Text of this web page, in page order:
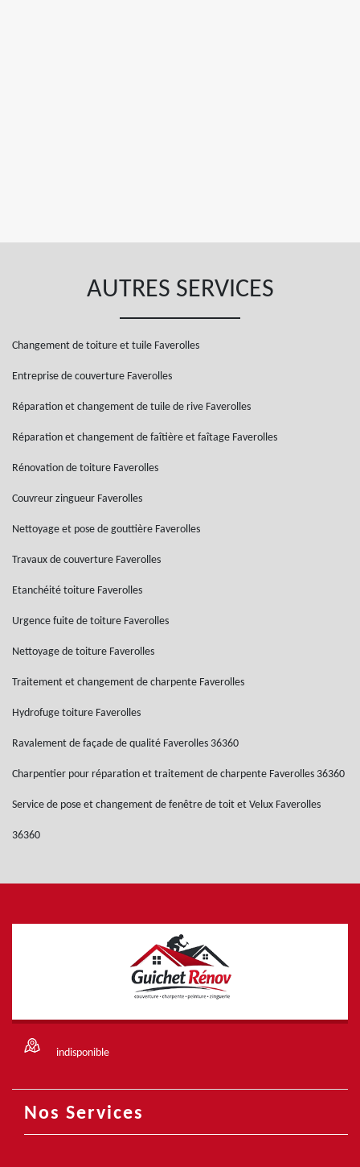
AUTRES SERVICES
Changement de toiture et tuile Faverolles
Entreprise de couverture Faverolles
Réparation et changement de tuile de rive Faverolles
Réparation et changement de faîtière et faîtage Faverolles
Rénovation de toiture Faverolles
Couvreur zingueur Faverolles
Nettoyage et pose de gouttière Faverolles
Travaux de couverture Faverolles
Etanchéité toiture Faverolles
Urgence fuite de toiture Faverolles
Nettoyage de toiture Faverolles
Traitement et changement de charpente Faverolles
Hydrofuge toiture Faverolles
Ravalement de façade de qualité Faverolles 36360
Charpentier pour réparation et traitement de charpente Faverolles 36360
Service de pose et changement de fenêtre de toit et Velux Faverolles
36360
indisponible
Nos Services